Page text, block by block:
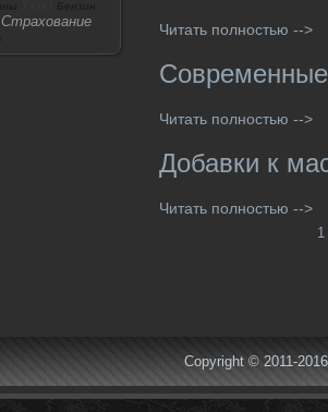
Страхование Читать полностью -->
Читать полностью -->
Добавки к
Читать полностью -->
1
Copyright © 2011-